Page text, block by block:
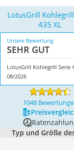
LotusGrill
435 XL
Unsere Bewertung
SEHR GUT
LotusGrill Kohlegrill Serie
08/2026
1048
Typ und Größe